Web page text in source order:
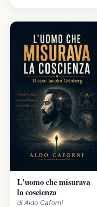
L'uomo che misurava
la coscienza
di Aldo Caforni